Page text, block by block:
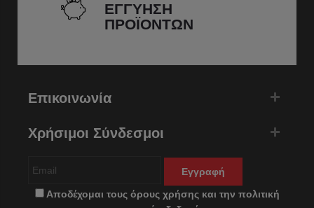
ΕΓΓΥΗΣΗ
ΠΡΟΪΟΝΤΩΝ
Επικοινωνία
Χρήσιμοι Σύνδεσμοι
Εγγραφή
Αποδέχομαι τους όρους χρήσης και την πολιτική